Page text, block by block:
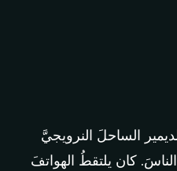
الساحلَ النرويجيَّ
كان يلتقطُ الهواتفَ